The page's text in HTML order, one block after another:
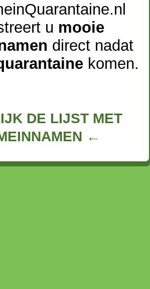
u mooie
direct nadat
komen.
DE LIJST MET
←